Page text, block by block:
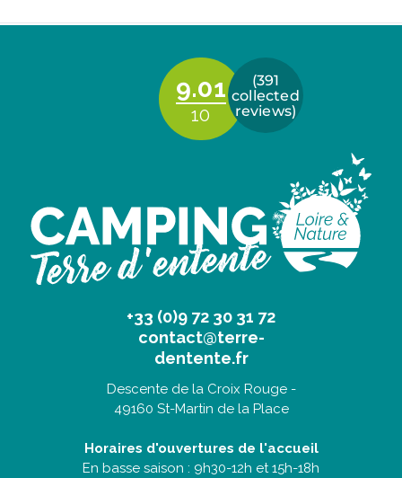
+33 (0)9 72 30 31 72
contact@terre-
dentente.fr
Descente de la Croix Rouge -
49160 St-Martin de la Place
Horaires d'ouvertures de l'accueil
En basse saison : 9h30-12h et 15h-18h